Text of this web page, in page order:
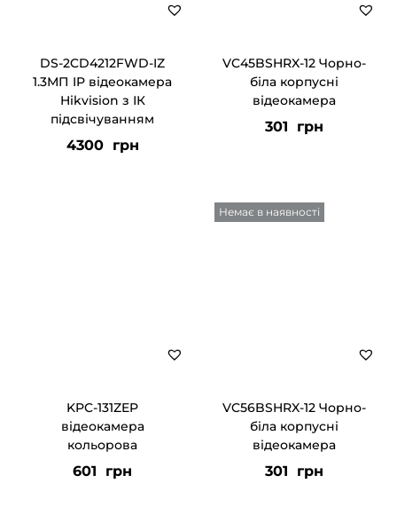
DS-2CD4212FWD-IZ
1.3МП IP відеокамера
Hikvision з ІК
підсвічуванням
4300 грн
VC45BSHRX-12 Чорно-
біла корпусні
відеокамера
301 грн
KPC-131ZEP
відеокамера
кольорова
601 грн
Немає в наявності
VC56BSHRX-12 Чорно-
біла корпусні
відеокамера
301 грн